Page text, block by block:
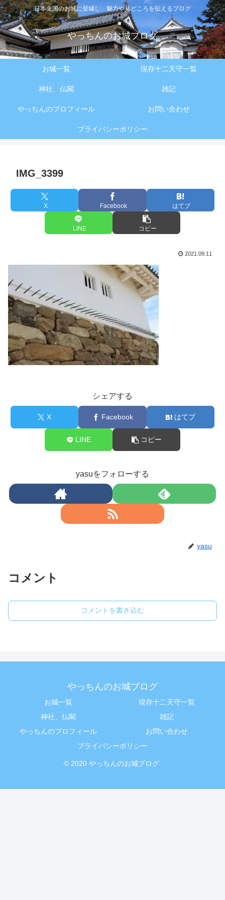
日本全国のお城に登城し、魅力や見どころを伝えるブログ
やっちんのお城ブログ
お城一覧 現存十二天守一覧
神社、仏閣 雑記
やっちんのプロフィール お問い合わせ
プライバシーポリシー
IMG_3399
X Facebook はてブ
LINE コピー
2021.09.11
シェアする
X Facebook はてブ
LINE コピー
yasuをフォローする
yasu
コメント
コメントを書き込む
やっちんのお城ブログ
お城一覧
現存十二天守一覧
神社、仏閣
雑記
やっちんのプロフィール
お問い合わせ
プライバシーポリシー
© 2020 やっちんのお城ブログ.